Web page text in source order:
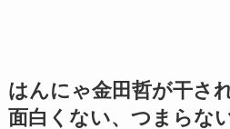
はんにゃ金田哲が干さ
面白くない、つまらな